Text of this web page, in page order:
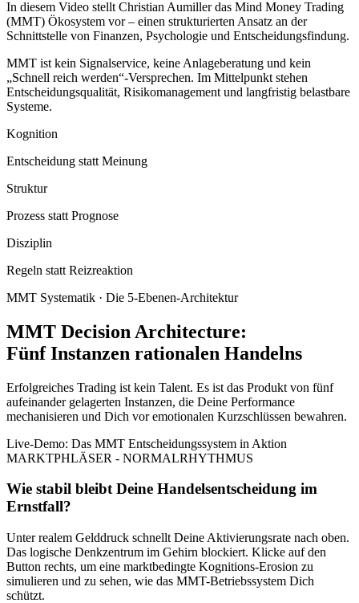
In diesem Video stellt Christian Aumiller das Mind Money Trading
(MMT) Ökosystem vor – einen strukturierten Ansatz an der
Schnittstelle von Finanzen, Psychologie und Entscheidungsfindung.
MMT ist kein Signalservice, keine Anlageberatung und kein
„Schnell reich werden“-Versprechen. Im Mittelpunkt stehen
Entscheidungsqualität, Risikomanagement und langfristig belastbare
Systeme.
Kognition
Entscheidung statt Meinung
Struktur
Prozess statt Prognose
Disziplin
Regeln statt Reizreaktion
MMT Systematik · Die 5-Ebenen-Architektur
MMT Decision Architecture:
Fünf Instanzen rationalen Handelns
Erfolgreiches Trading ist kein Talent. Es ist das Produkt von fünf
aufeinander gelagerten Instanzen, die Deine Performance
mechanisieren und Dich vor emotionalen Kurzschlüssen bewahren.
Live-Demo: Das MMT Entscheidungssystem in Aktion
MARKTPHLÄSER - NORMALRHYTHMUS
Wie stabil bleibt Deine Handelsentscheidung im
Ernstfall?
Unter realem Gelddruck schnellt Deine Aktivierungsrate nach oben.
Das logische Denkzentrum im Gehirn blockiert. Klicke auf den
Button rechts, um eine marktbedingte Kognitions-Erosion zu
simulieren und zu sehen, wie das MMT-Betriebssystem Dich
schützt.